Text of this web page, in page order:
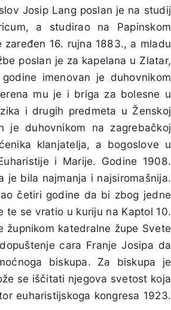
Josip Lang poslan je na studij
a studirao na Papinskom
16. rujna 1883., a mladu
poslan je za kapelana u Zlatar,
imenovan je duhovnikom
mu je i briga za bolesne u
i drugih predmeta u Ženskoj
je duhovnikom na zagrebačkoj
klanjatelja, a bogoslove u
i Marije. Godine 1908.
je bila najmanja i najsiromašnija.
četiri godine da bi zbog jedne
se vratio u kuriju na Kaptol 10.
katedralne župe Svete
cara Franje Josipa da
biskupa. Za biskupa je
se iščitati njegova svetost koja
euharistijskoga kongresa 1923.